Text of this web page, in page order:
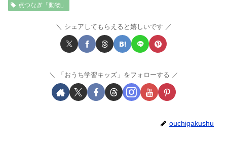
点つなぎ「動物」
シェアしてもらえると嬉しいです
「おうち学習キッズ」をフォローする
ouchigakushu